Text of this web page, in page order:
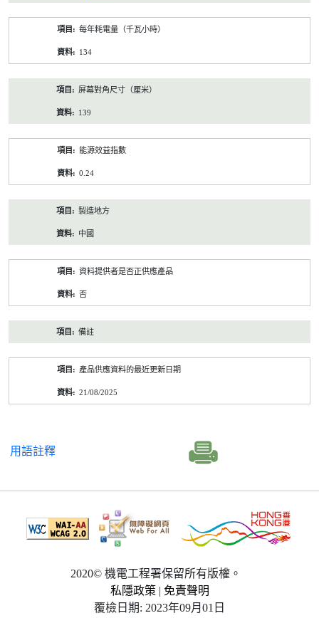
每年耗電量（千瓦小時）
134
屏幕對角尺寸（厘米）
139
能源效益指數
0.24
製造地方
中國
資料提供者是否正供應產品
否
備註
產品供應資料的最近更新日期
21/08/2025
用語註釋
2020© 機電工程署保留所有版權。
私隱政策 | 免責聲明
覆檢日期: 2023年09月01日